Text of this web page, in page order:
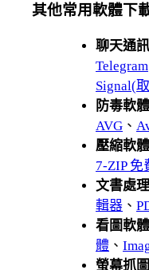
其他常用軟體下
聊天通訊
Telegram
Signal(
防毒軟體
AVG 、
壓縮軟體
7-ZIP 免
文書處理
輯器 、
看圖軟體
體 、
螢幕抓圖